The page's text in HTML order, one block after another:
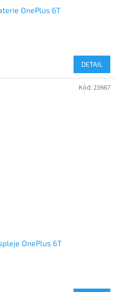
OnePlus 6T
DETAIL
OnePlus 6T
Kód: 23667